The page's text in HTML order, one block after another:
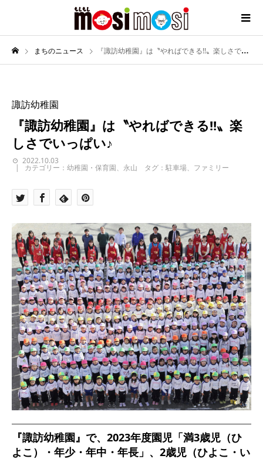
まちのニュース 『諏訪幼稚園』は〝やればできる!!〟楽しさでいっぱい♪
諏訪幼稚園
『諏訪幼稚園』は〝やればできる!!〟楽
しさでいっぱい♪
2022.10.03
カテゴリー：幼稚園・保育園、永山 タグ：駐車場、ファミリー
『諏訪幼稚園』で、2023年度園児「満3歳児（ひ
よこ）・年少・年中・年長」、2歳児（ひよこ・い